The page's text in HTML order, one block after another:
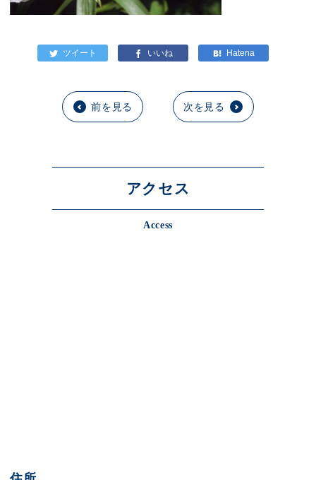
前を見る 次を見る
アクセス
Access